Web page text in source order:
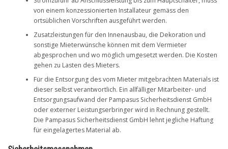
von einem konzessionierten Installateur gemäss den
ortsüblichen Vorschriften ausgeführt werden.
Zusatzleistungen für den Innenausbau, die Dekoration und
sonstige Mieterwünsche können mit dem Vermieter
abgesprochen und wo möglich umgesetzt werden. Die Kosten
gehen zu Lasten des Mieters.
Für die Entsorgung des vom Mieter mitgebrachten Materials ist
dieser selbst verantwortlich. Ein allfälliger Mitarbeiter- und
Entsorgungsaufwand der Pampasus Sicherheitsdienst GmbH
oder externer Leistungserbringer wird in Rechnung gestellt.
Die Pampasus Sicherheitsdienst GmbH lehnt jegliche Haftung
für eingelagertes Material ab.